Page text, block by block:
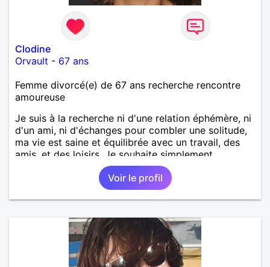
Clodine
Orvault - 67 ans
Femme divorcé(e) de 67 ans recherche rencontre
amoureuse
Je suis à la recherche ni d'une relation éphémère, ni
d'un ami, ni d'échanges pour combler une solitude,
ma vie est saine et équilibrée avec un travail, des
amis, et des loisirs. Je souhaite simplement
rencontrer un homme de la région de Orvault qui
recherche une relation sérieuse !
Voir le profil